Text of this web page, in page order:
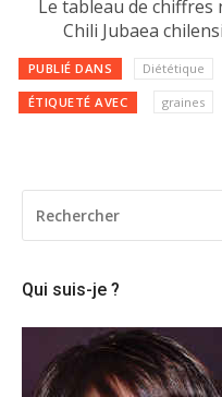
Le tableau de
Chili Jubaea
PUBLIÉ DANS Diététique
ÉTIQUETÉ AVEC graines
POUR
:
Qui suis-je ?